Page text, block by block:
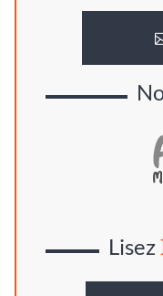
Lisez